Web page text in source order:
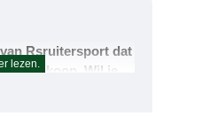
Rsruitersport dat
aankoop. Wil je